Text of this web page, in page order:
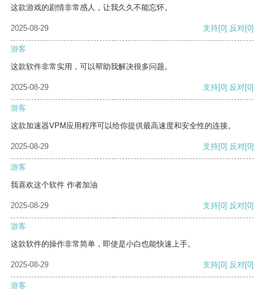
这款游戏的剧情非常感人，让我久久不能忘怀。
2025-08-29 支持[0] 反对[0]
游客
这款软件非常实用，可以帮助我解决很多问题。
2025-08-29 支持[0] 反对[0]
游客
这款加速器VPM应用程序可以给你提供最高速度和安全性的连接。
2025-08-29 支持[0] 反对[0]
游客
我喜欢这个软件 作者加油
2025-08-29 支持[0] 反对[0]
游客
这款软件的操作非常简单，即使是小白也能快速上手。
2025-08-29 支持[0] 反对[0]
游客